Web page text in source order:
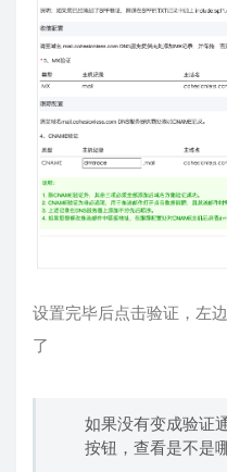
设置完毕后点击验证，左边
了